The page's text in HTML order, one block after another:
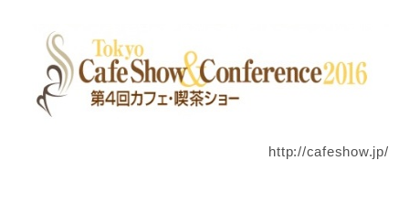
http://cafeshow.jp/